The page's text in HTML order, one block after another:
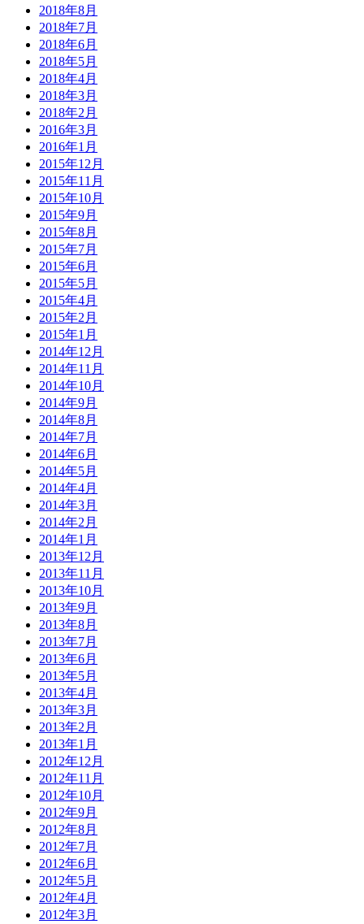
2018年8月
2018年7月
2018年6月
2018年5月
2018年4月
2018年3月
2018年2月
2016年3月
2016年1月
2015年12月
2015年11月
2015年10月
2015年9月
2015年8月
2015年7月
2015年6月
2015年5月
2015年4月
2015年2月
2015年1月
2014年12月
2014年11月
2014年10月
2014年9月
2014年8月
2014年7月
2014年6月
2014年5月
2014年4月
2014年3月
2014年2月
2014年1月
2013年12月
2013年11月
2013年10月
2013年9月
2013年8月
2013年7月
2013年6月
2013年5月
2013年4月
2013年3月
2013年2月
2013年1月
2012年12月
2012年11月
2012年10月
2012年9月
2012年8月
2012年7月
2012年6月
2012年5月
2012年4月
2012年3月